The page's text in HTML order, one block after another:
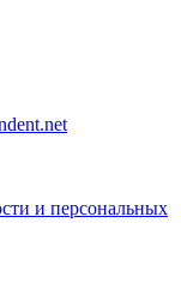
и персональных